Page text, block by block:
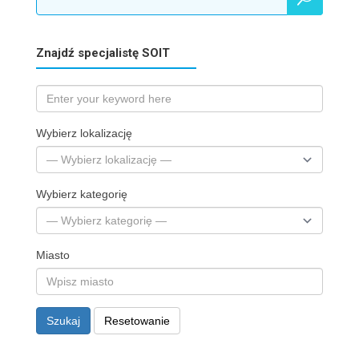
Znajdź specjalistę SOIT
Wybierz lokalizację
Wybierz kategorię
Miasto
Szukaj Resetowanie